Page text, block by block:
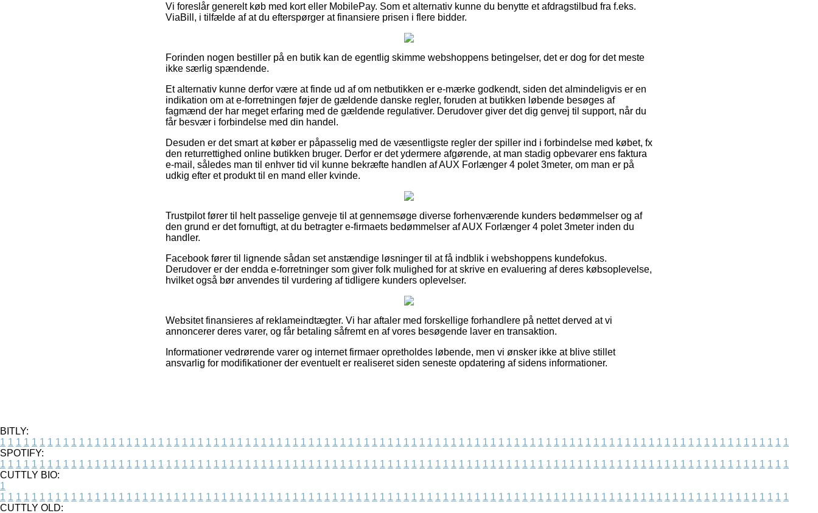
Vi foreslår generelt køb med kort eller MobilePay. Som et alternativ kunne du benytte et afdragstilbud fra f.eks.
ViaBill, i tilfælde af at du efterspørger at finansiere prisen i flere bidder.
Forinden nogen bestiller på en butik kan de egentlig skimme webshoppens betingelser, det er dog for det meste
ikke særlig spændende.
Et alternativ kunne derfor være at finde ud af om netbutikken er e-mærke godkendt, siden det almindeligvis er en
indikation om at e-forretningen føjer de gældende danske regler, foruden at butikken løbende besøges af
fagmænd der har meget erfaring med de gældende regulativer. Derudover giver det dig genvej til support, når du
får besvær i forbindelse med din handel.
Desuden er det smart at køber er påpasselig med de væsentligste regler der spiller ind i forbindelse med købet, fx
den returrettighed online butikken bruger. Derfor er det ydermere afgørende, at man stadig opbevarer ens faktura
e-mail, således man til enhver tid vil kunne bekræfte handlen af AUX Forlænger 4 polet 3meter, om man er på
udkig efter et produkt til en mand eller kvinde.
Trustpilot fører til helt passelige genveje til at gennemsøge diverse forhenværende kunders bedømmelser og af
den grund er det fornuftigt, at du betragter e-firmaets bedømmelser af AUX Forlænger 4 polet 3meter inden du
handler.
Facebook fører til lignende sådan set anstændige løsninger til at få indblik i webshoppens kundefokus.
Derudover er der endda e-forretninger som giver folk mulighed for at skrive en evaluering af deres købsoplevelse,
hvilket også bør anvendes til vurdering af tidligere kunders oplevelser.
Websitet finansieres af reklameindtægter. Vi har aftaler med forskellige forhandlere på nettet derved at vi
annoncerer deres varer, og får betaling såfremt en af vores besøgende laver en transaktion.
Informationer vedrørende varer og internet firmaer opretholdes løbende, men vi ønsker ikke at blive stillet
ansvarlig for modifikationer der eventuelt er realiseret siden seneste opdatering af sidens informationer.
BITLY:
1 1 1 1 1 1 1 1 1 1 1 1 1 1 1 1 1 1 1 1 1 1 1 1 1 1 1 1 1 1 1 1 1 1 1 1 1 1 1 1 1 1 1 1 1 1 1 1 1 1 1 1 1 1 1 1 1 1 1 1 1 1 1 1 1 1 1 1 1 1 1 1 1 1 1 1 1 1 1 1 1 1 1 1 1 1 1 1 1 1 1 1 1 1 1 1 1 1 1 1
SPOTIFY:
1 1 1 1 1 1 1 1 1 1 1 1 1 1 1 1 1 1 1 1 1 1 1 1 1 1 1 1 1 1 1 1 1 1 1 1 1 1 1 1 1 1 1 1 1 1 1 1 1 1 1 1 1 1 1 1 1 1 1 1 1 1 1 1 1 1 1 1 1 1 1 1 1 1 1 1 1 1 1 1 1 1 1 1 1 1 1 1 1 1 1 1 1 1 1 1 1 1 1 1
CUTTLY BIO:
1
1 1 1 1 1 1 1 1 1 1 1 1 1 1 1 1 1 1 1 1 1 1 1 1 1 1 1 1 1 1 1 1 1 1 1 1 1 1 1 1 1 1 1 1 1 1 1 1 1 1 1 1 1 1 1 1 1 1 1 1 1 1 1 1 1 1 1 1 1 1 1 1 1 1 1 1 1 1 1 1 1 1 1 1 1 1 1 1 1 1 1 1 1 1 1 1 1 1 1 1
CUTTLY OLD: